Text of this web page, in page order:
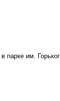
им.